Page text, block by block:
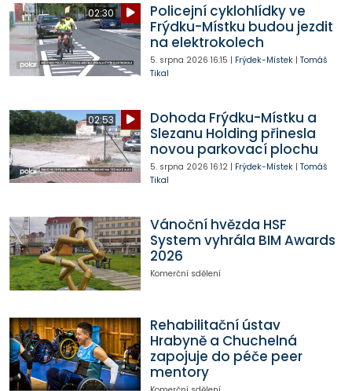
02:30
Policejní cyklohlídky ve
Frýdku-Místku budou jezdit
na elektrokolech
5. srpna 2026 16:15 | Frýdek-Místek| Tomáš
Tikal
02:53
Dohoda Frýdku-Místku a
Slezanu Holding přinesla
novou parkovací plochu
5. srpna 2026 16:12| Frýdek-Místek| Tomáš
Tikal
Vánoční hvězda HSF
System vyhrála BIM Awards
2026
Komerční sdělení
Rehabilitační ústav
Hrabyně a Chuchelná
zapojuje do péče peer
mentory